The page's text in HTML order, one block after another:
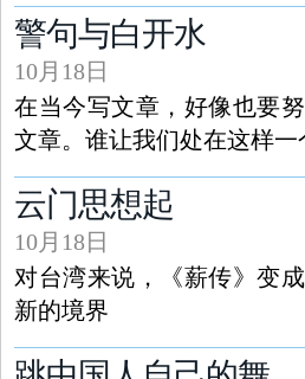
警句与白开水
10月18日
在当今写文章，好像也要
文章。谁让我们处在这样
云门思想起
10月18日
对台湾来说，《薪传》变
新的境界